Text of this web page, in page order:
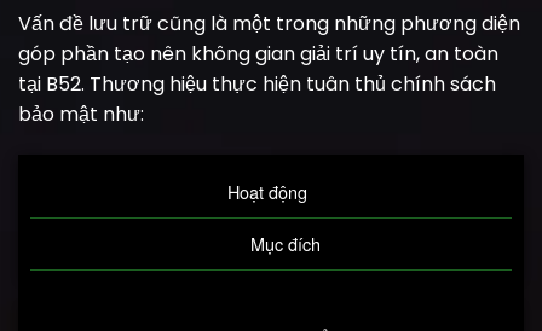
Vấn đề lưu trữ cũng là một trong những phương diện
góp phần tạo nên không gian giải trí uy tín, an toàn
tại B52. Thương hiệu thực hiện tuân thủ chính sách
bảo mật như:
Hoạt động
Mục đích